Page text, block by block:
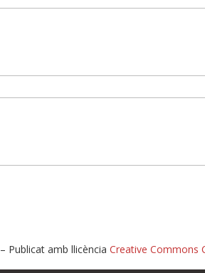
– Publicat amb llicència Creative Commons